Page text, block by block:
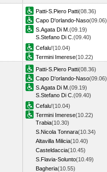
Patti-S.Piero Patti(08.36)
Capo D'orlando-Naso(09.06)
S.Agata Di M. (09.19)
S.Stefano Di C. (09.40)
Cefalu'(10.04)
Termini Imerese(10.22)
Patti-S.Piero Patti(08.36)
Capo D'orlando-Naso(09.06)
S.Agata Di M. (09.19)
S.Stefano Di C. (09.40)
Cefalu'(10.04)
Termini Imerese(10.22)
Trabia(10.30)
S.Nicola Tonnara(10.34)
Altavilla Milicia(10.40)
Casteldaccia(10.45)
S.Flavia-Solunto(10.49)
Bagheria(10.55)